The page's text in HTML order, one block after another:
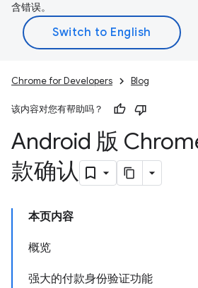
含错误。
Chrome for Developers Blog
该内容对您有帮助吗？
Android 版
款确认
本页内容
概览
强大的付款身份验证功能